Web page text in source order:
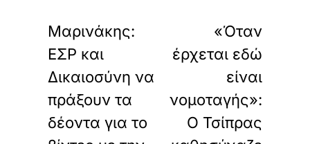
Μαρινάκης:
ΕΣΡ και
Δικαιοσύνη να
πράξουν τα
δέοντα για το
«Όταν
έρχεται εδώ
είναι
νομοταγής»:
Ο Τσίπρας